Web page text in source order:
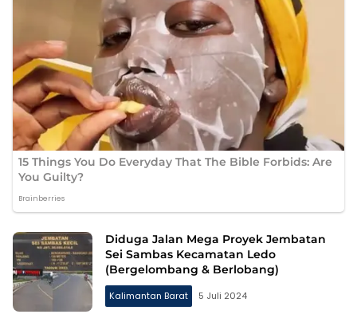
Diduga Jalan Mega Proyek Jembatan
Sei Sambas Kecamatan Ledo
(Bergelombang & Berlobang)
Kalimantan Barat 5 Juli 2024